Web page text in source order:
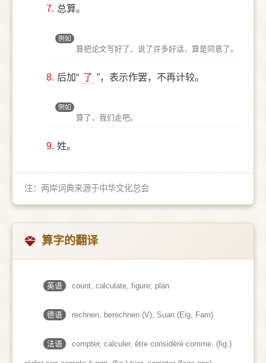
7. 总算。
例如
算把论文写好了、说了许多好话，算是同意了。
8. 后加“ 了 ”，表示作罢，不再计较。
例如
算了，我们走吧。
9. 姓。
注：两岸词典来源于中华文化总会
算字的翻译
英语 count, calculate, figure; plan
德语 rechnen, berechnen (V)​, Suan (Eig, Fam)
法语 compter, calculer, être considéré comme, (fig.)​